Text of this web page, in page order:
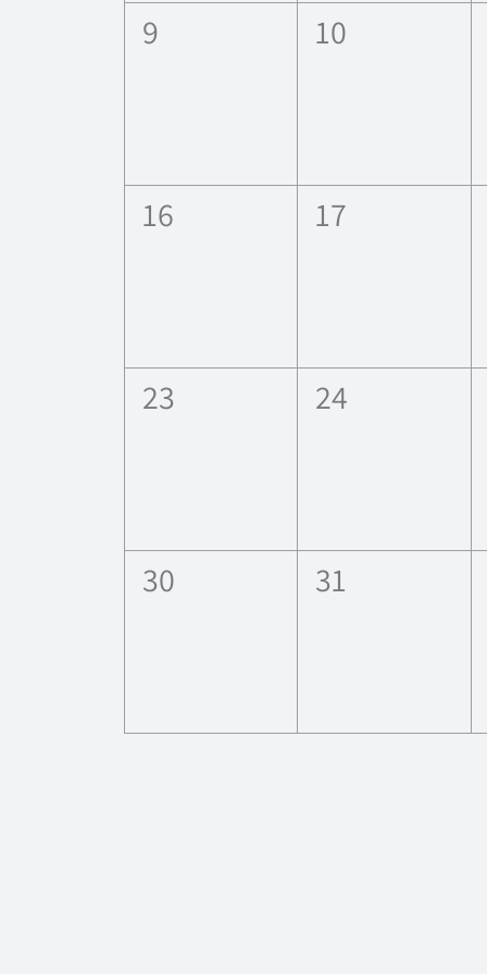
0
9
0
10
0
16
0
17
0
23
0
24
0
30
0
31